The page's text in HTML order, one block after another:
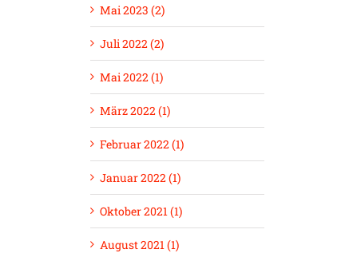
Mai 2023 (2)
Juli 2022 (2)
Mai 2022 (1)
März 2022 (1)
Februar 2022 (1)
Januar 2022 (1)
Oktober 2021 (1)
August 2021 (1)